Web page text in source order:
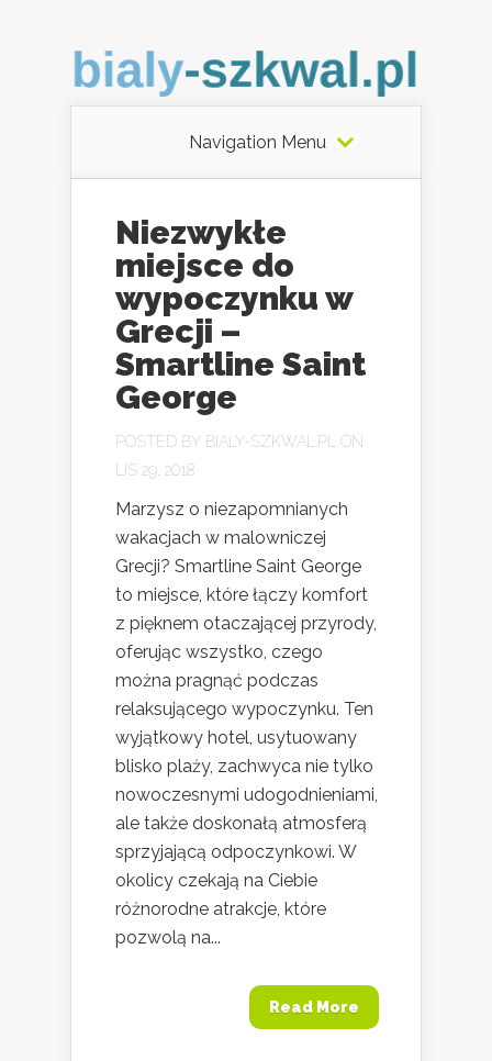
Navigation Menu
Niezwykłe
miejsce do
wypoczynku w
Grecji –
Smartline Saint
George
POSTED BY BIALY-SZKWAL.PL
ON
LIS 29, 2018
Marzysz o niezapomnianych
wakacjach w malowniczej
Grecji? Smartline Saint George
to miejsce, które łączy komfort
z pięknem otaczającej przyrody,
oferując wszystko, czego
można pragnąć podczas
relaksującego wypoczynku. Ten
wyjątkowy hotel, usytuowany
blisko plaży, zachwyca nie tylko
nowoczesnymi udogodnieniami,
ale także doskonałą atmosferą
sprzyjającą odpoczynkowi. W
okolicy czekają na Ciebie
różnorodne atrakcje, które
pozwolą na...
Read More